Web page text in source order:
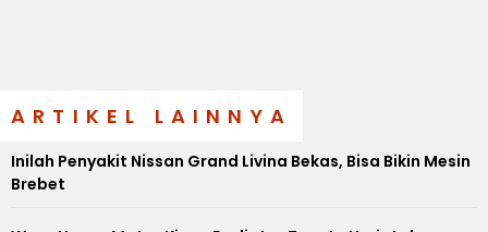
ARTIKEL LAINNYA
Inilah Penyakit Nissan Grand Livina Bekas, Bisa Bikin Mesin
Brebet